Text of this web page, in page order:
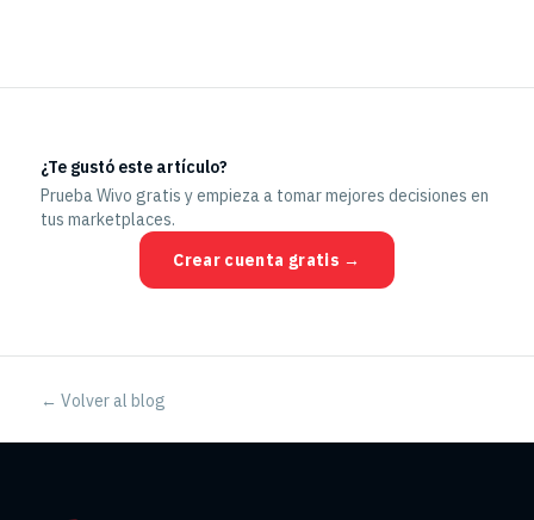
¿Te gustó este artículo?
Prueba Wivo gratis y empieza a tomar mejores decisiones en
tus marketplaces.
Crear cuenta gratis →
← Volver al blog